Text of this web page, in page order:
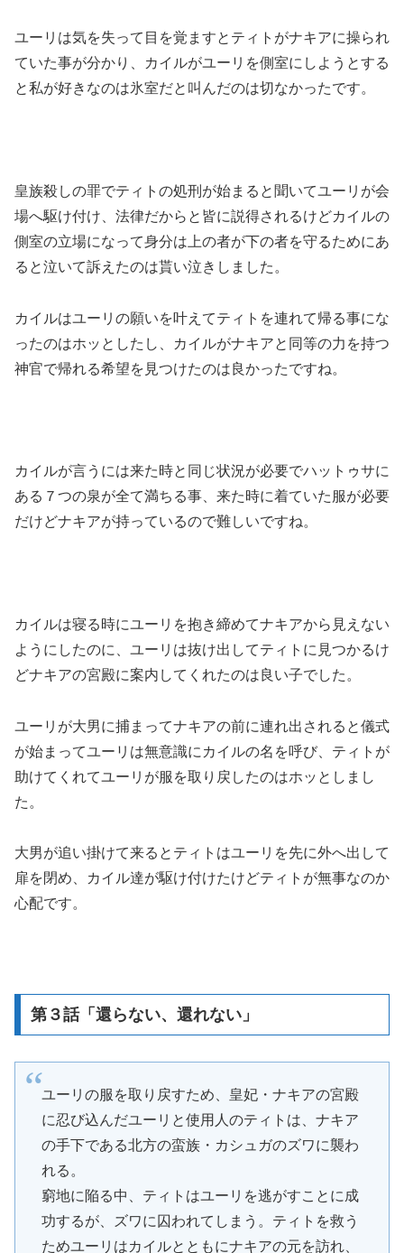
ユーリは気を失って目を覚ますとティトがナキアに操られ
ていた事が分かり、カイルがユーリを側室にしようとする
と私が好きなのは氷室だと叫んだのは切なかったです。
皇族殺しの罪でティトの処刑が始まると聞いてユーリが会
場へ駆け付け、法律だからと皆に説得されるけどカイルの
側室の立場になって身分は上の者が下の者を守るためにあ
ると泣いて訴えたのは貰い泣きしました。
カイルはユーリの願いを叶えてティトを連れて帰る事にな
ったのはホッとしたし、カイルがナキアと同等の力を持つ
神官で帰れる希望を見つけたのは良かったですね。
カイルが言うには来た時と同じ状況が必要でハットゥサに
ある７つの泉が全て満ちる事、来た時に着ていた服が必要
だけどナキアが持っているので難しいですね。
カイルは寝る時にユーリを抱き締めてナキアから見えない
ようにしたのに、ユーリは抜け出してティトに見つかるけ
どナキアの宮殿に案内してくれたのは良い子でした。
ユーリが大男に捕まってナキアの前に連れ出されると儀式
が始まってユーリは無意識にカイルの名を呼び、ティトが
助けてくれてユーリが服を取り戻したのはホッとしまし
た。
大男が追い掛けて来るとティトはユーリを先に外へ出して
扉を閉め、カイル達が駆け付けたけどティトが無事なのか
心配です。
第３話「還らない、還れない」
ユーリの服を取り戻すため、皇妃・ナキアの宮殿
に忍び込んだユーリと使用人のティトは、ナキア
の手下である北方の蛮族・カシュガのズワに襲わ
れる。
窮地に陥る中、ティトはユーリを逃がすことに成
功するが、ズワに囚われてしまう。ティトを救う
ためユーリはカイルとともにナキアの元を訪れ、